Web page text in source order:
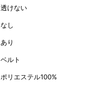
透けない
なし
あり
ベルト
ポリエステル100%